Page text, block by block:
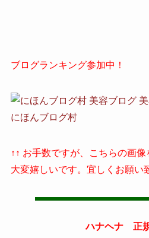
ブログランキング参加中！
にほんブログ村
↑↑ お手数ですが、こちらの画
大変嬉しいです。宜しくお願い
ハナヘナ 正